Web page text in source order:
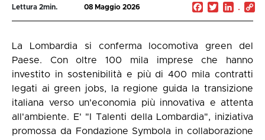
Lettura 2min. 08 Maggio 2026 Facebook
Twitter
La Lombardia si conferma locomotiva green del
Paese. Con oltre 100 mila imprese che hanno
investito in sostenibilità e più di 400 mila contratti
legati ai green jobs, la regione guida la transizione
italiana verso un'economia più innovativa e attenta
all'ambiente. E' "I Talenti della Lombardia", iniziativa
promossa da Fondazione Symbola in collaborazione